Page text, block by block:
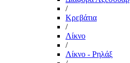
/
Κρεβάτια
/
Λίκνο
/
Λίκνο - Ρηλάξ